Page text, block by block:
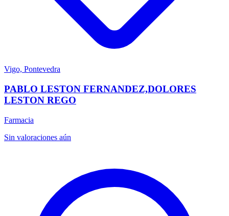
Vigo, Pontevedra
PABLO LESTON FERNANDEZ,DOLORES
LESTON REGO
Farmacia
Sin valoraciones aún